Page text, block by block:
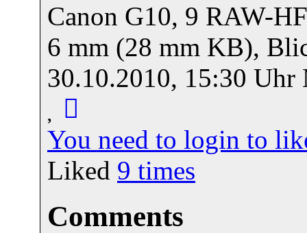
Canon G10, 9 RAW-
6 mm (28 mm KB),
30.10.2010, 15:30
You need to login to
Liked 9 times
Comments